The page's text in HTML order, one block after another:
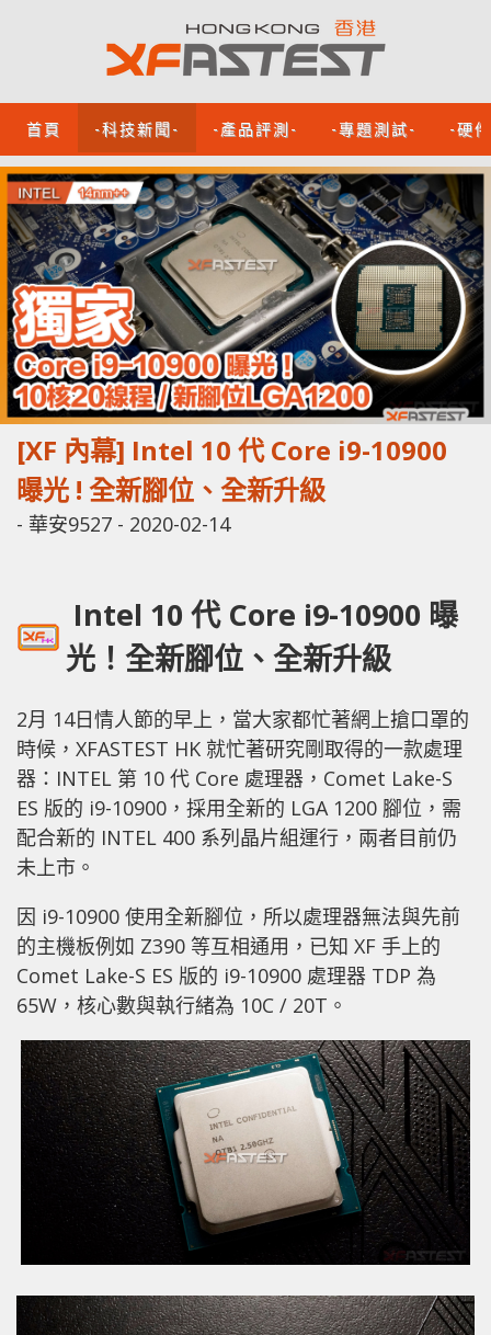
首頁 -科技新聞- -產品評測- -專題測試- -硬
[XF 內幕] Intel 10 代 Core i9-10900
曝光 ! 全新腳位、全新升級
- 華安9527 - 2020-02-14
Intel 10 代 Core i9-10900 曝
光！全新腳位、全新升級
2月 14日情人節的早上，當大家都忙著網上搶口罩的
時候，XFASTEST HK 就忙著研究剛取得的一款處理
器：INTEL 第 10 代 Core 處理器，Comet Lake-S
ES 版的 i9-10900，採用全新的 LGA 1200 腳位，需
配合新的 INTEL 400 系列晶片組運行，兩者目前仍
未上市。
因 i9-10900 使用全新腳位，所以處理器無法與先前
的主機板例如 Z390 等互相通用，已知 XF 手上的
Comet Lake-S ES 版的 i9-10900 處理器 TDP 為
65W，核心數與執行緒為 10C / 20T。